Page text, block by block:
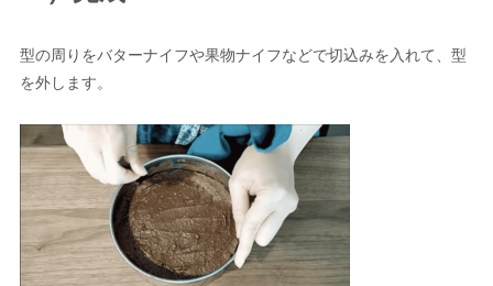
型の周りをバターナイフや果物ナイフなどで切込みを入れて、型
を外します。